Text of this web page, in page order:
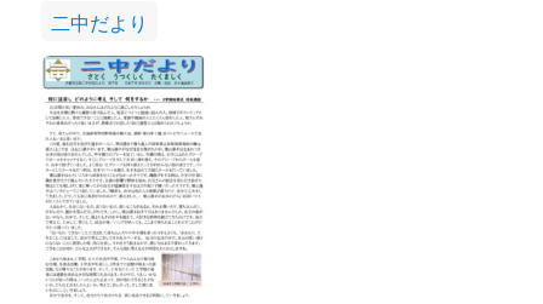
カ
テ
ゴ
リ
ー
二中だより